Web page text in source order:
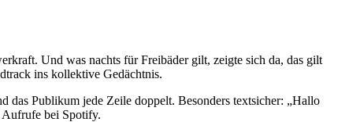
Und was nachts für Freibäder gilt, zeigte sich da, das gilt
ins kollektive Gedächtnis.
das Publikum jede Zeile doppelt. Besonders textsicher: „Hallo
bei Spotify.